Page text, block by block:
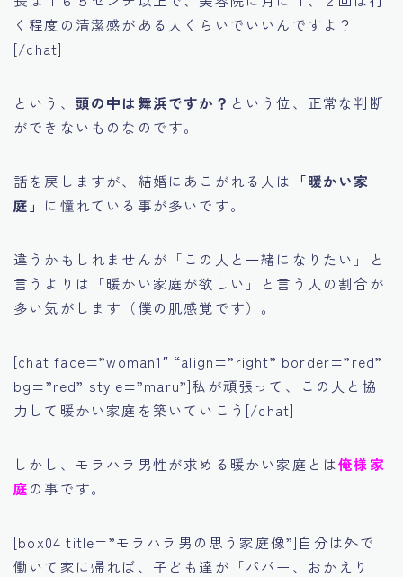
く程度の清潔感がある人くらいでいいんですよ？
[/chat]
という、 頭の中は舞浜ですか？ という位、正常な判断
ができないものなのです。
話を戻しますが、結婚にあこがれる人は
「暖かい家
庭」 に憧れている事が多いです。
違うかもしれませんが「この人と一緒になりたい」と
言うよりは「暖かい家庭が欲しい」と言う人の割合が
多い気がします（僕の肌感覚です）。
[chat face=”woman1″ “align=”right” border=”red”
bg=”red” style=”maru”]私が頑張って、この人と協
力して暖かい家庭を築いていこう[/chat]
しかし、モラハラ男性が求める暖かい家庭とは俺様家
庭の事です。
[box04 title=”モラハラ男の思う家庭像”]自分は外で
働いて家に帰れば、子ども達が「パパー、おかえり